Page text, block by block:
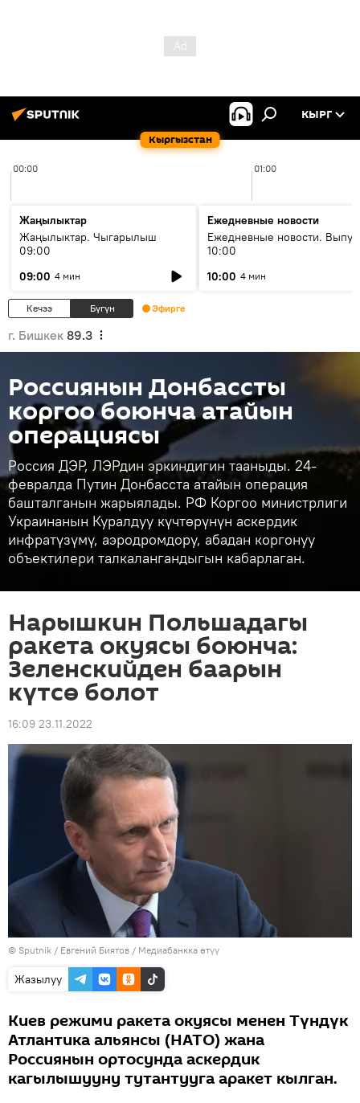
Кыргызстан
КЫРГ
00:00 01:00
Жаңылыктар
Жаңылыктар. Чыгарылыш
09:00
09:00 4 мин
Ежедневные новости
Ежедневные новости.
10:00
10:00 4 мин
Кечээ Бүгүн Эфирге
г. Бишкек 89.3
Россиянын Донбассты
коргоо боюнча атайын
операциясы
Россия ДЭР, ЛЭРдин эркиндигин тааныды. 24-
февралда Путин Донбасста атайын операция
башталганын жарыялады. РФ Коргоо министрлиги
Украинанын Куралдуу күчтөрүнүн аскердик
инфратүзүмү, аэродромдору, абадан коргонуу
объектилери талкалангандыгын кабарлаган.
Нарышкин Польшадагы
ракета окуясы боюнча:
Зеленскийден баарын
күтсө болот
16:09 23.11.2022
© Sputnik / Евгений Биятов / Медиабанкка өтүү
Жазылуу
Киев режими ракета окуясы менен Түндүк
Атлантика альянсы (НАТО) жана
Россиянын ортосунда аскердик
кагылышууну тутантууга аракет кылган.